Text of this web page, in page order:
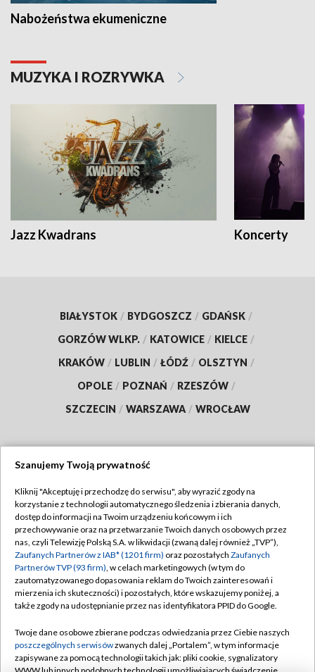
Nabożeństwa ekumeniczne
MUZYKA I ROZRYWKA
Jazz Kwadrans Koncerty
BIAŁYSTOK / BYDGOSZCZ / GDAŃSK /
GORZÓW WLKP. / KATOWICE / KIELCE /
KRAKÓW / LUBLIN / ŁÓDŹ / OLSZTYN /
OPOLE / POZNAŃ / RZESZÓW /
SZCZECIN / WARSZAWA / WROCŁAW
TVP
Abonament TVP
Emisja w TVP
Centrum informacji TVP
Naziemna Telewizja Cyfrowa
Rada Programowa
System NOS
Regulamin TVP
Polityka prywatności
Moje zgody
Pomoc
Kontakt
Szanujemy Twoją prywatność
Kliknij "Akceptuję i przechodzę do serwisu", aby wyrazić zgody na
korzystanie z technologii automatycznego śledzenia i zbierania danych,
dostęp do informacji na Twoim urządzeniu końcowym i ich
przechowywanie oraz na przetwarzanie Twoich danych osobowych przez
nas, czyli Telewizję Polską S.A. w likwidacji (zwaną dalej również „TVP”),
Zaufanych Partnerów z IAB* (1201 firm) oraz pozostałych Zaufanych
Partnerów TVP (93 firm), w celach marketingowych (w tym do
zautomatyzowanego dopasowania reklam do Twoich zainteresowań i
mierzenia ich skuteczności) i pozostałych, które wskazujemy poniżej, a
także zgody na udostępnianie przez nas identyfikatora PPID do Google.
Twoje dane osobowe zbierane podczas odwiedzania przez Ciebie naszych
poszczególnych serwisówzwanych dalej „Portalem”, w tym informacje
zapisywane za pomocą technologii takich jak: pliki cookie, sygnalizatory